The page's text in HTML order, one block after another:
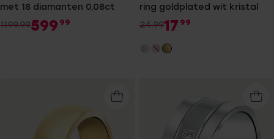
met 18 diamanten 0,08ct
1199.99599 99
ring goldplated wit kristal
24.9917 99